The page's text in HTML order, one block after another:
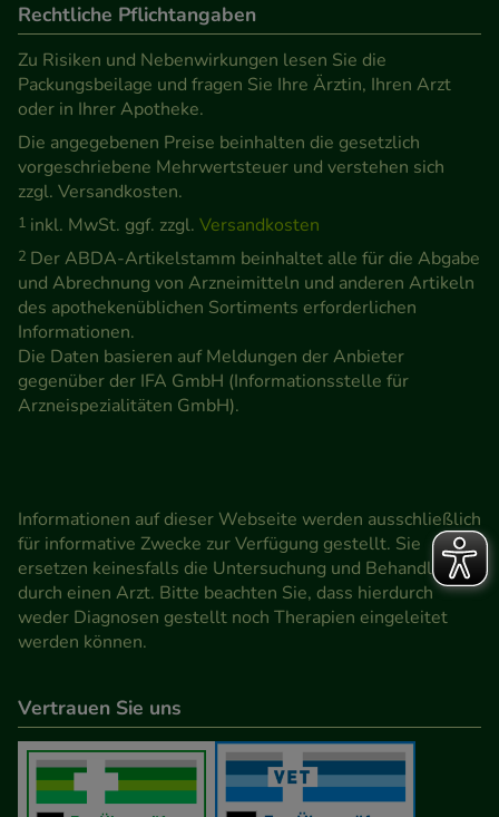
Statistik & Tracking:
Hierüber lassen sich
Informationen über die Art und Weise der Nutzung
unserer Website sammeln, mit deren Hilfe wir
unsere Website weiter für Sie optimieren können,
den Inhalt auf unserer Website aber auch die
Werbung auf Drittseiten möglichst relevant für Sie
zu gestalten. Bitte beachten Sie, dass Daten hierfür
teilweise an Dritte wie z.B. Google oder soziale
Medien übertragen werden.
Rechtliche Pflichtangaben
Zu Risiken und Nebenwirkungen lesen Sie die
Packungsbeilage und fragen Sie Ihre Ärztin, Ihren Arzt
oder in Ihrer Apotheke.
Die angegebenen Preise beinhalten die gesetzlich
vorgeschriebene Mehrwertsteuer und verstehen sich
zzgl. Versandkosten.
1 inkl. MwSt. ggf. zzgl. Versandkosten
2 Der ABDA-Artikelstamm beinhaltet alle für die Abgabe
und Abrechnung von Arzneimitteln und anderen Artikeln
des apothekenüblichen Sortiments erforderlichen
Informationen.
Die Daten basieren auf Meldungen der Anbieter
gegenüber der IFA GmbH (Informationsstelle für
Arzneispezialitäten GmbH).
Informationen auf dieser Webseite werden ausschließlich
für informative Zwecke zur Verfügung gestellt. Sie
ersetzen keinesfalls die Untersuchung und Behandlung
durch einen Arzt. Bitte beachten Sie, dass hierdurch
weder Diagnosen gestellt noch Therapien eingeleitet
werden können.
Vertrauen Sie uns